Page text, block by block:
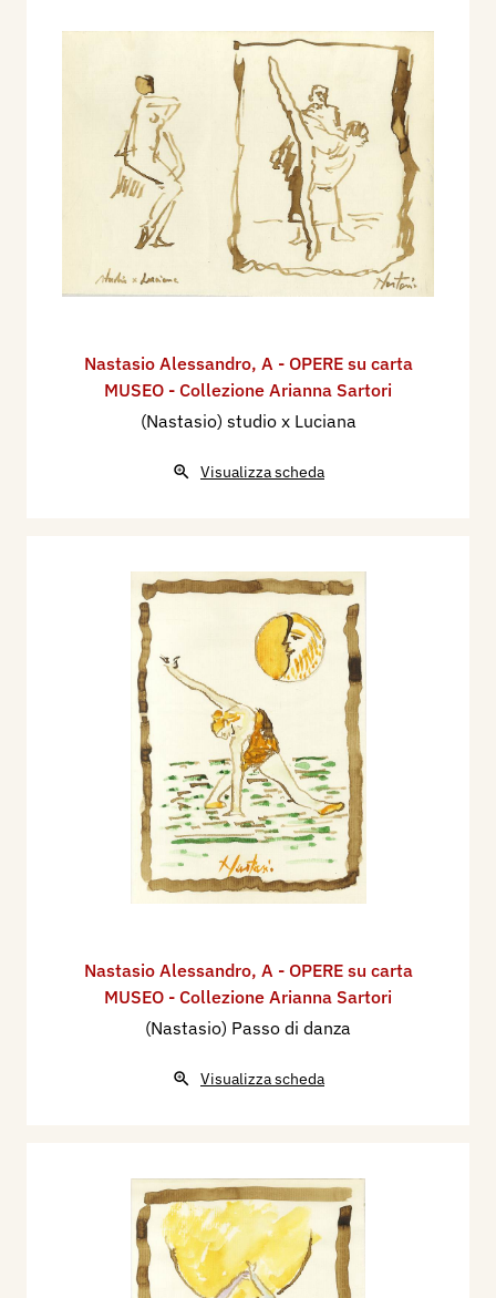
Nastasio Alessandro, A - OPERE su carta
MUSEO - Collezione Arianna Sartori
(Nastasio) studio x Luciana
Visualizza scheda
Nastasio Alessandro, A - OPERE su carta
MUSEO - Collezione Arianna Sartori
(Nastasio) Passo di danza
Visualizza scheda